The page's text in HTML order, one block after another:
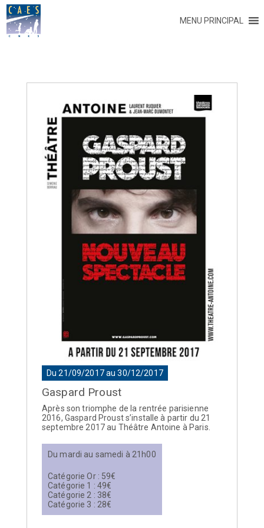
MENU PRINCIPAL
Du 21/09/2017 au 30/12/2017
Gaspard Proust
Après son triomphe de la rentrée parisienne
2016, Gaspard Proust s’installe à partir du 21
septembre 2017 au Théâtre Antoine à Paris.
Du mardi au samedi à 21h00
Catégorie Or : 59€
Catégorie 1 : 49€
Catégorie 2 : 38€
Catégorie 3 : 28€